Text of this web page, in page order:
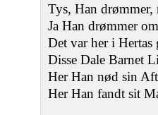
Tys, Han
Ja Han drømmer
Det var her i Hertas
Disse Dale Barnet
Her Han nød sin
Her Han fandt sit